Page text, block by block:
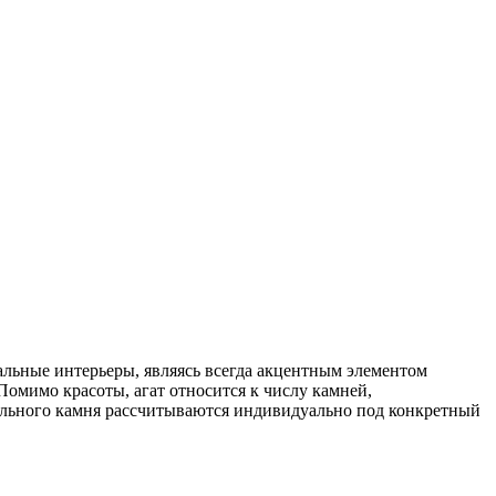
интерьеры, являясь всегда акцентным элементом
красоты, агат относится к числу камней,
камня рассчитываются индивидуально под конкретный